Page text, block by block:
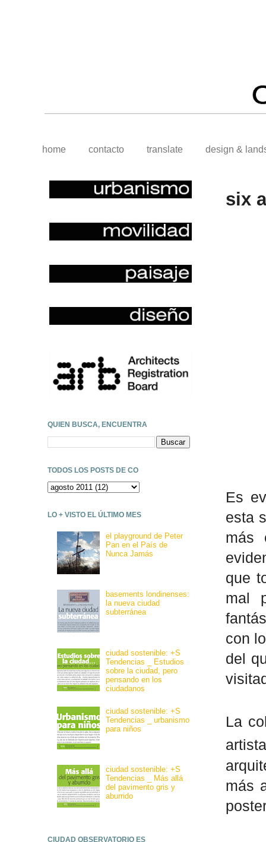
home contacto translate design &
six
Es
esta
más
que
mal
con
del
La
más
QUIEN BUSCA, ENCUENTRA
TODOS LOS POSTS DE CO
LO + VISTO EL ÚLTIMO MES
el playground de Peter
Pan en el País de
Nunca Jamás
basements londinenses:
la nueva ciudad
subterránea
ciudad sostenible: +S
Tendencias _ Estudios
sobre la ciudad, pero
pensando en los
ciudadanos
ciudad sostenible: +S
Tendencias _ urbanismo
para niños
ciudad sostenible: +S
Tendencias _ Más allá
del pavimento gris y
aburrido
CIUDAD OBSERVATORIO ES